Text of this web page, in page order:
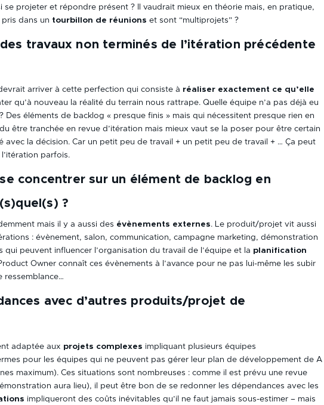
se projeter et répondre présent ? Il vaudrait mieux en théorie mais, en pratique,
dans un tourbillon de réunions et sont “multiprojets” ?
travaux non terminés de l’itération précédente
arriver à cette perfection qui consiste à réaliser exactement ce qu’elle
qu’à nouveau la réalité du terrain nous rattrape. Quelle équipe n’a pas déjà eu
? Des éléments de backlog « presque finis » mais qui nécessitent presque rien en
être tranchée en revue d’itération mais mieux vaut se la poser pour être certain
avec la décision. Car un petit peu de travail + un petit peu de travail + … Ça peut
parfois.
concentrer sur un élément de backlog en
?
mais il y a aussi des évènements externes. Le produit/projet vit aussi
: évènement, salon, communication, campagne marketing, démonstration
peuvent influencer l’organisation du travail de l’équipe et la planification
Owner connaît ces évènements à l’avance pour ne pas lui-même les subir
ressemblance…
avec d’autres produits/projet de
adaptée aux projets complexes impliquant plusieurs équipes
pour les équipes qui ne peuvent pas gérer leur plan de développement de A
maximum). Ces situations sont nombreuses : comme il est prévu une revue
aura lieu), il peut être bon de se redonner les dépendances avec les
impliqueront des coûts inévitables qu’il ne faut jamais sous-estimer – mais